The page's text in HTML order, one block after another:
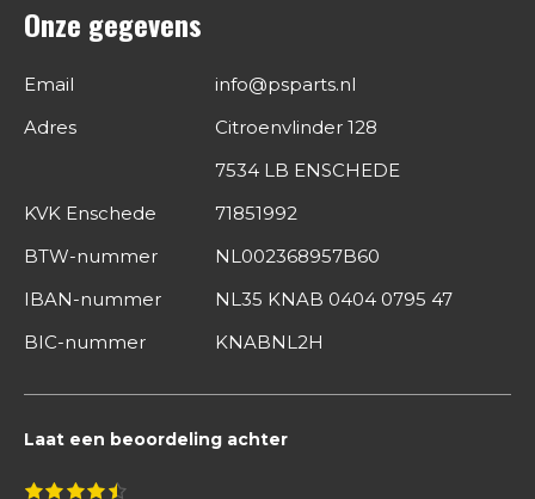
Onze gegevens
Email
info@psparts.nl
Adres
Citroenvlinder 128
7534 LB ENSCHEDE
KVK Enschede
71851992
BTW-nummer
NL002368957B60
IBAN-nummer
NL35 KNAB 0404 0795 47
BIC-nummer
KNABNL2H
Laat een beoordeling achter
R
1
2 3 4 5 S